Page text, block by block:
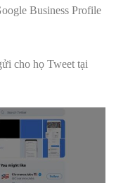
Business Profile
cho họ Tweet tại